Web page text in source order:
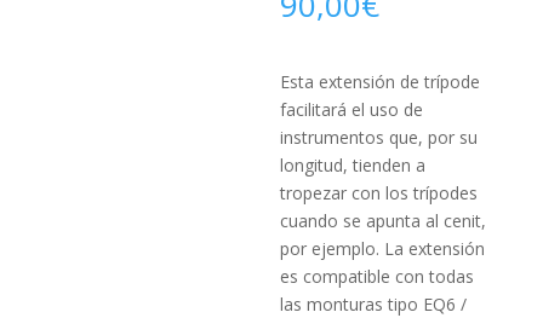
Esta extensión de trípode
facilitará el uso de
instrumentos que, por su
longitud, tienden a
tropezar con los trípodes
cuando se apunta al cenit,
por ejemplo. La extensión
es compatible con todas
las monturas tipo EQ6 /